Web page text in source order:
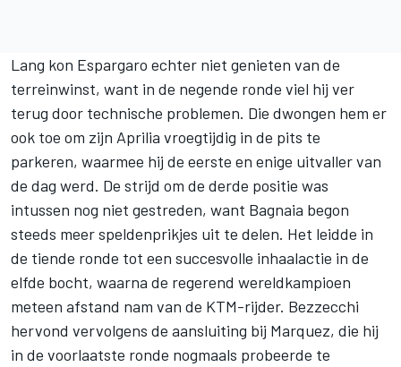
Lang kon Espargaro echter niet genieten van de
terreinwinst, want in de negende ronde viel hij ver
terug door technische problemen. Die dwongen hem er
ook toe om zijn Aprilia vroegtijdig in de pits te
parkeren, waarmee hij de eerste en enige uitvaller van
de dag werd. De strijd om de derde positie was
intussen nog niet gestreden, want Bagnaia begon
steeds meer speldenprikjes uit te delen. Het leidde in
de tiende ronde tot een succesvolle inhaalactie in de
elfde bocht, waarna de regerend wereldkampioen
meteen afstand nam van de KTM-rijder. Bezzecchi
hervond vervolgens de aansluiting bij Marquez, die hij
in de voorlaatste ronde nogmaals probeerde te